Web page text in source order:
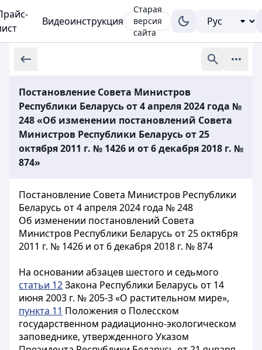
Видеоинструкция
Старая
версия
сайта
Постановление Совета Министров
Республики Беларусь от 4 апреля 2024 года №
248 «Об изменении постановлений Совета
Министров Республики Беларусь от 25
октября 2011 г. № 1426 и от 6 декабря 2018 г. №
874»
Постановление Совета Министров Республики
Беларусь от 4 апреля 2024 года № 248
Об изменении постановлений Совета
Министров Республики Беларусь от 25 октября
2011 г. № 1426 и от 6 декабря 2018 г. № 874
На основании абзацев шестого и седьмого
статьи 12Закона Республики Беларусь от 14
июня 2003 г. № 205-З «О растительном мире»,
пункта 11 Положения о Полесском
государственном радиационно-экологическом
заповеднике, утвержденного Указом